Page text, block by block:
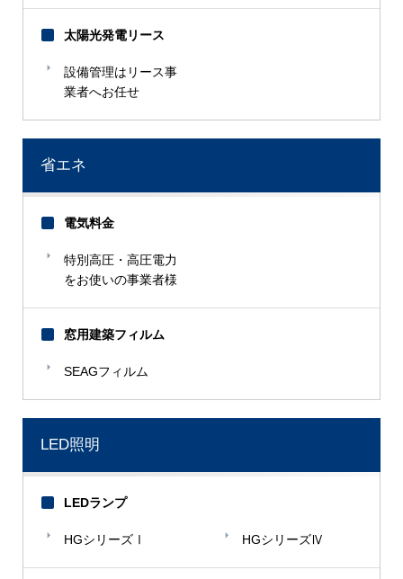
太陽光発電リース
設備管理はリース事
業者へお任せ
省エネ
電気料金
特別高圧・高圧電力
をお使いの事業者様
窓用建築フィルム
SEAGフィルム
LED照明
LEDランプ
HGシリーズⅠ HGシリーズⅣ